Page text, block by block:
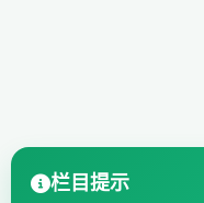
栏目提示